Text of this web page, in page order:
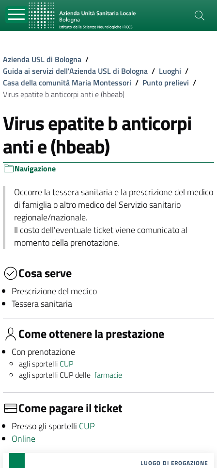
Azienda USL di Bologna /
Guida ai servizi dell'Azienda USL di Bologna / Luoghi /
Casa della comunità Maria Montessori / Punto prelievi /
Virus epatite b anticorpi anti e (hbeab)
Virus epatite b anticorpi
anti e (hbeab)
Navigazione
Occorre la tessera sanitaria e la prescrizione del medico
di famiglia o altro medico del Servizio sanitario
regionale/nazionale.
Il costo dell'eventuale ticket viene comunicato al
momento della prenotazione.
Cosa serve
Prescrizione del medico
Tessera sanitaria
Come ottenere la prestazione
Con prenotazione
agli sportelli CUP
agli sportelli CUP dellefarmacie
Come pagare il ticket
Presso gli sportelli CUP
Online
LUOGO DI EROGAZIONE